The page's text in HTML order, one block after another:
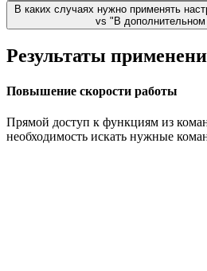
В каких случаях нужно применять
vs "В
Результаты
Повышение скорости работы
Прямой доступ к функциям из
необходимость искать нужные